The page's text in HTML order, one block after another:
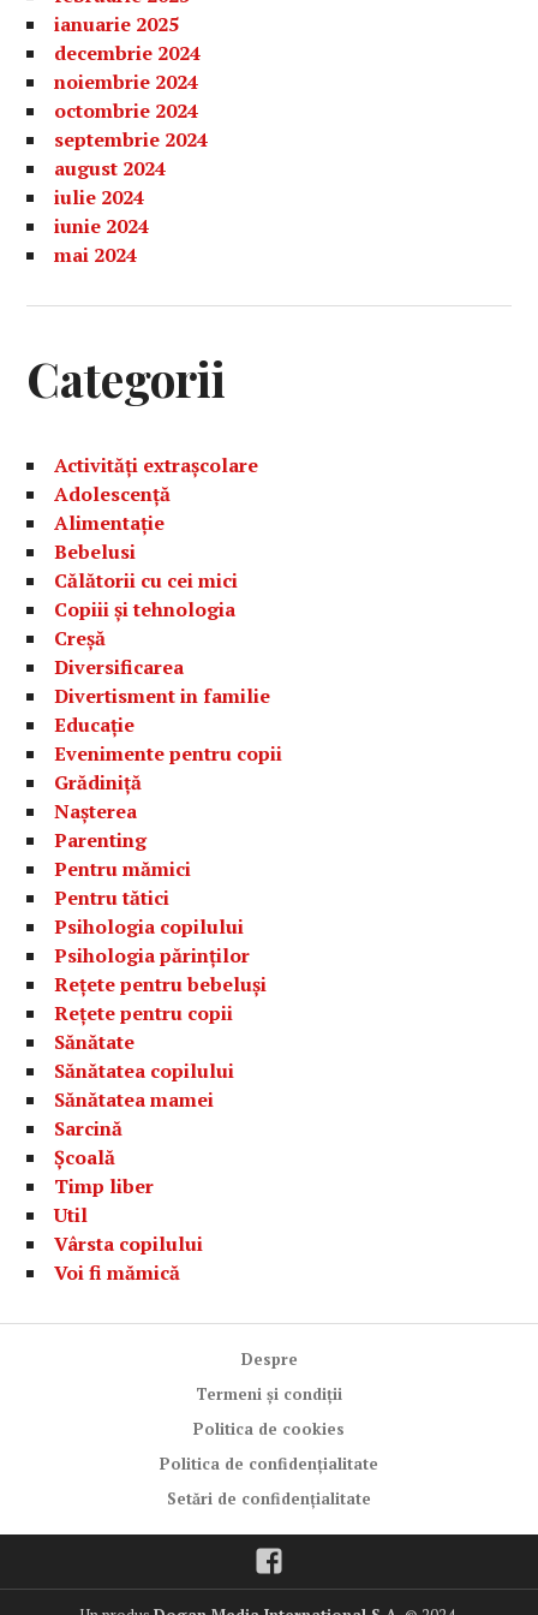
ianuarie 2025
decembrie 2024
noiembrie 2024
octombrie 2024
septembrie 2024
august 2024
iulie 2024
iunie 2024
mai 2024
Categorii
Activități extrașcolare
Adolescență
Alimentație
Bebelusi
Călătorii cu cei mici
Copiii și tehnologia
Creșă
Diversificarea
Divertisment in familie
Educație
Evenimente pentru copii
Grădiniță
Nașterea
Parenting
Pentru mămici
Pentru tătici
Psihologia copilului
Psihologia părinților
Rețete pentru bebeluși
Rețete pentru copii
Sănătate
Sănătatea copilului
Sănătatea mamei
Sarcină
Școală
Timp liber
Util
Vârsta copilului
Voi fi mămică
Despre
Termeni și condiții
Politica de cookies
Politica de confidențialitate
Setări de confidențialitate